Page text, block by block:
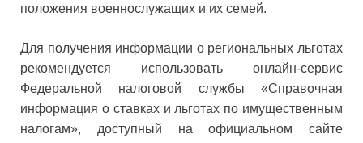
положения военнослужащих и их семей.
Для получения информации о региональных льготах
рекомендуется использовать онлайн-сервис
Федеральной налоговой службы «Справочная
информация о ставках и льготах по имущественным
налогам», доступный на официальном сайте